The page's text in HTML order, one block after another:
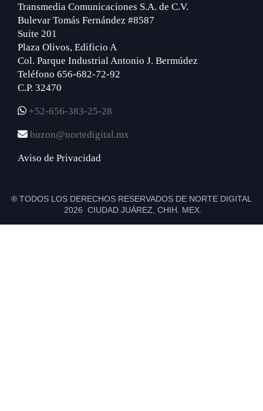
Transmedia Comunicaciones S.A. de C.V.
Bulevar Tomás Fernández #8587
Suite 201
Plaza Olivos, Edificio A
Col. Parque Industrial Antonio J. Bermúdez
Teléfono 656-682-72-92
C.P. 32470
+52-656-383-25-28
buzon@nortedigital.mx
Aviso de Privacidad
® TODOS LOS DERECHOS RESERVADOS DE NORTE DIGITAL
2026 CIUDAD JUÁREZ, CHIH. MEX.